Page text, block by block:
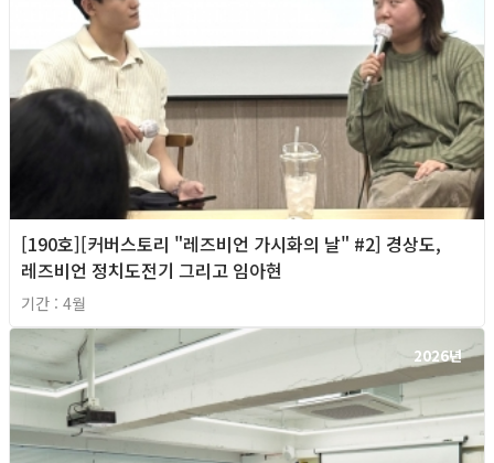
[190호][커버스토리 "레즈비언 가시화의 날" #2] 경상도,
레즈비언 정치도전기 그리고 임아현
기간 : 4월
2026년